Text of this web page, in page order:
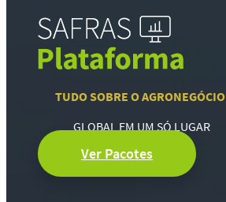
TUDO SOBRE O AGRONEGÓCIO
GLOBAL EM UM SÓ LUGAR
Ver Pacotes